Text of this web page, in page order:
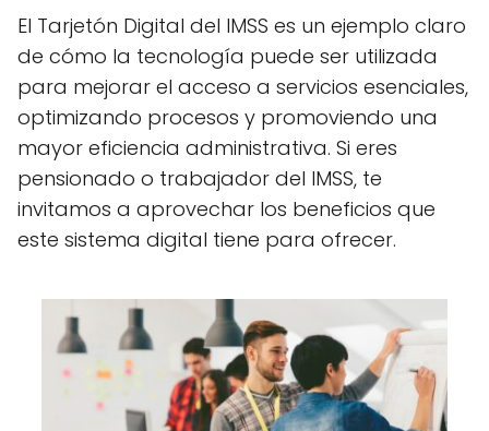
El Tarjetón Digital del IMSS es un ejemplo claro
de cómo la tecnología puede ser utilizada
para mejorar el acceso a servicios esenciales,
optimizando procesos y promoviendo una
mayor eficiencia administrativa. Si eres
pensionado o trabajador del IMSS, te
invitamos a aprovechar los beneficios que
este sistema digital tiene para ofrecer.